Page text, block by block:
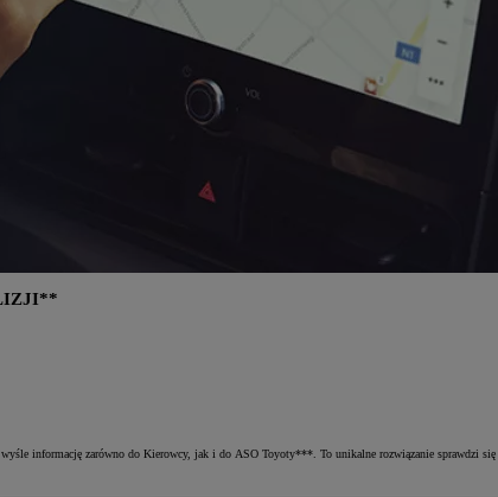
informację zarówno do Kierowcy, jak i do ASO Toyoty***. To unikalne rozwiązanie sprawdzi się